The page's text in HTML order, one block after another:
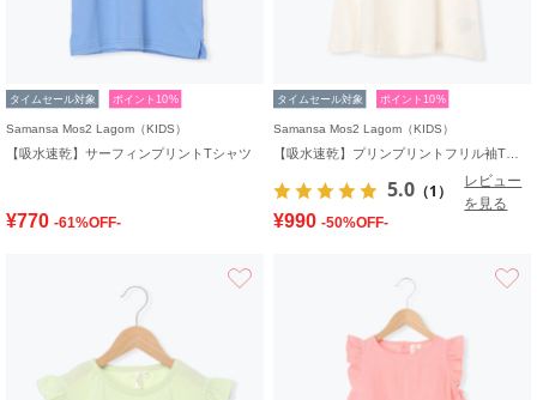
タイムセール対象 ポイント10%
Samansa Mos2 Lagom（KIDS）
【吸水速乾】サーフィンプリントTシャツ
¥770 -61%OFF-
タイムセール対象 ポイント10%
Samansa Mos2 Lagom（KIDS）
5.0 （1）
レビュー
を見る
¥990 -50%OFF-